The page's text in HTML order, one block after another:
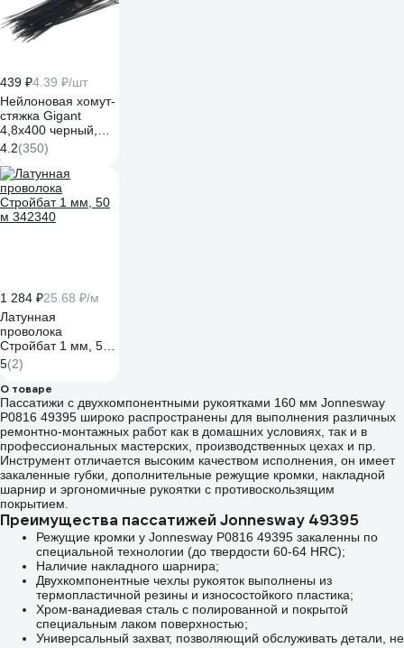
439 ₽4.39 ₽/шт
Нейлоновая хомут-
стяжка Gigant
4,8х400 черный,
100 шт G/1/9
4.2(350)
1 284 ₽25.68 ₽/м
Латунная
проволока
Стройбат 1 мм, 50
м 342340
5(2)
О товаре
Пассатижи с двухкомпонентными рукоятками 160 мм Jonnesway
P0816 49395 широко распространены для выполнения различных
ремонтно-монтажных работ как в домашних условиях, так и в
профессиональных мастерских, производственных цехах и пр.
Инструмент отличается высоким качеством исполнения, он имеет
закаленные губки, дополнительные режущие кромки, накладной
шарнир и эргономичные рукоятки с противоскользящим
покрытием.
Преимущества пассатижей Jonnesway 49395
Режущие кромки у Jonnesway P0816 49395 закаленны по
специальной технологии (до твердости 60-64 HRC);
Наличие накладного шарнира;
Двухкомпонентные чехлы рукояток выполнены из
термопластичной резины и износостойкого пластика;
Хром-ванадиевая сталь с полированной и покрытой
специальным лаком поверхностью;
Универсальный захват, позволяющий обслуживать детали, не